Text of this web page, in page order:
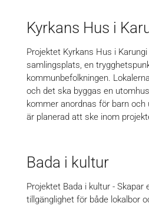
Kyrkans Hus i
Projektet Kyrkans Hus i
samlingsplats, en
kommunbefolkningen.
och det ska byggas en
kommer anordnas för barn och
är planerad att ske inom
Bada i kultur
Projektet Bada i kultur -
tillgänglighet för både lokalbor